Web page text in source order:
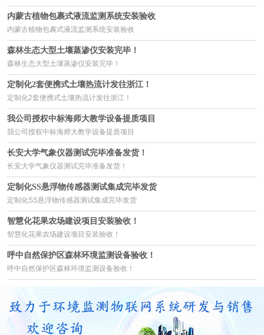
内蒙古植物包裹式液流监测系统安装验收
内蒙古植物包裹式液流监测系统安装验收
森林生态大型土壤蒸渗仪安装完毕！
森林生态大型土壤蒸渗仪安装完毕！
定制化2套便携式土壤热流计发往浙江！
定制化2套便携式土壤热流计发往浙江！
我公司授权中标海师大教学设备提质项目
我公司授权中标海师大教学设备提质项目
长安大学气象仪器测试完毕准备发货！
长安大学气象仪器测试完毕准备发货！
定制化SS悬浮物传感器测试集成完毕发货
定制化SS悬浮物传感器测试集成完毕发货
智慧化花果农场建设项目安装验收！
智慧化花果农场建设项目安装验收！
呼中自然保护区森林环境监测设备验收！
呼中自然保护区森林环境监测设备验收！